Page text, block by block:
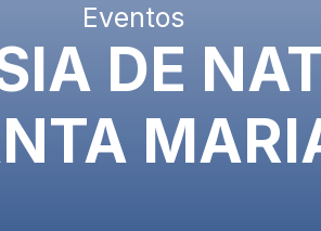
Eventos
DE